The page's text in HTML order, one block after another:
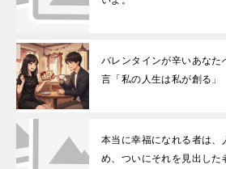
バレンタインが辛いあなた
言「私の人生は私が創る」
本当に幸福になれる者は、
め、ついにそれを見出した